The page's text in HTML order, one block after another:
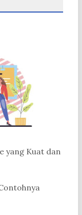
yang Kuat dan